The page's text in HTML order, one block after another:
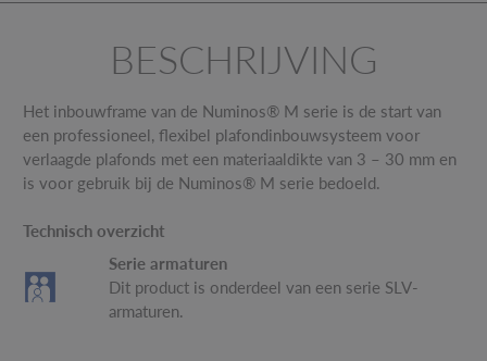
BESCHRIJVING
Het inbouwframe van de Numinos® M serie is de start van
een professioneel, flexibel plafondinbouwsysteem voor
verlaagde plafonds met een materiaaldikte van 3 – 30 mm en
is voor gebruik bij de Numinos® M serie bedoeld.
Technisch overzicht
Serie armaturen
Dit product is onderdeel van een serie SLV-
armaturen.